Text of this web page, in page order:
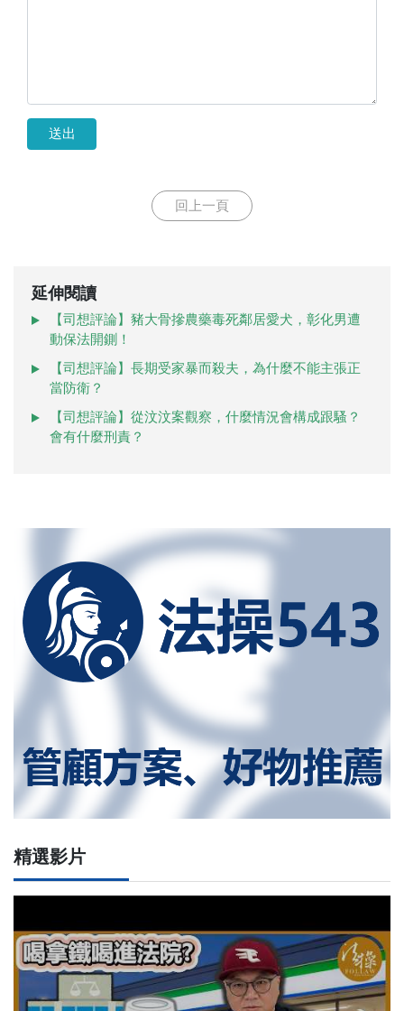
送出
回上一頁
延伸閱讀
【司想評論】豬大骨摻農藥毒死鄰居愛犬，彰化男遭
動保法開鍘！
【司想評論】長期受家暴而殺夫，為什麼不能主張正
當防衛？
【司想評論】從汶汶案觀察，什麼情況會構成跟騷？
會有什麼刑責？
精選影片